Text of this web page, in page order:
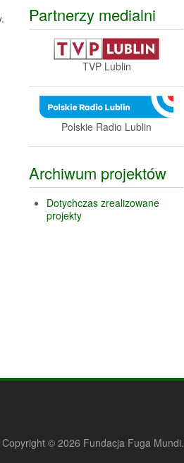
Partnerzy medialni
TVP Lublin
Polskie Radio Lublin
Archiwum projektów
Dotychczas zrealizowane
projekty
Copyright © 2026 Fundacja Fuga Mundi.